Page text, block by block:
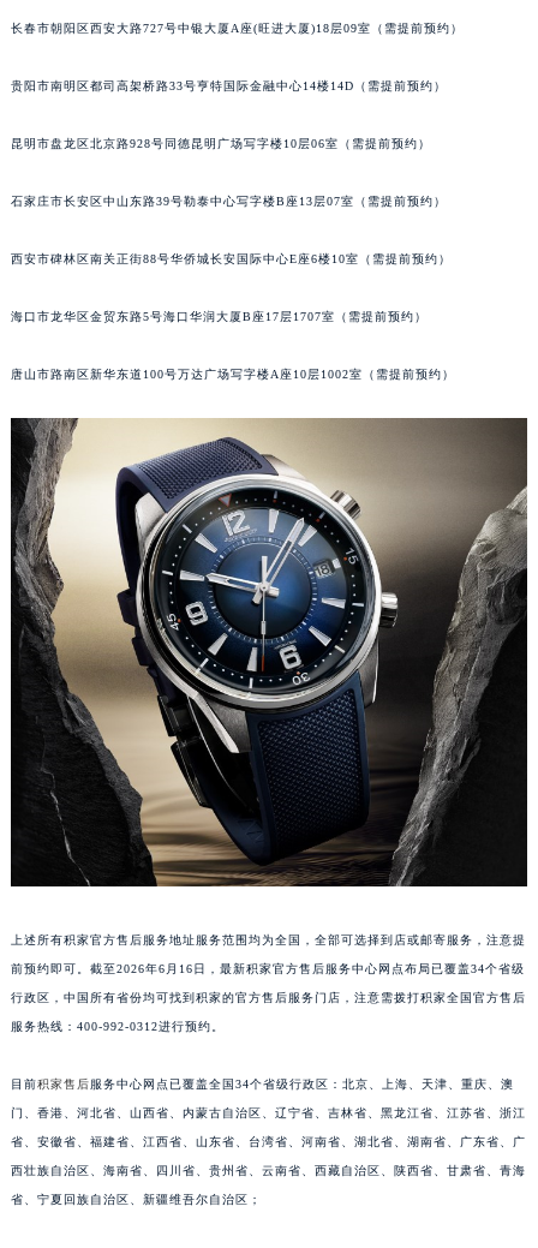
山西省晋城市城区黄华街积家售后服务中心（需提前预约）
山西省运城市盐湖区河东街积家售后服务中心（需提前预约）
安徽省安庆市迎江区人民路积家售后服务中心（需提前预约）
安徽省蚌埠市蚌山区淮河路积家售后服务中心（需提前预约）
安徽省亳州市谯城区魏武大道积家售后服务中心（需提前预约）
安徽省池州市贵池区长江路积家售后服务中心（需提前预约）
安徽省滁州市琅琊区南谯北路积家售后服务中心（需提前预约）
安徽省阜阳市颍州区颍州北路积家售后服务中心（需提前预约）
安徽省淮北市相山区淮海路积家售后服务中心（需提前预约）
安徽省淮南市田家庵区国庆中路积家售后服务中心（需提前预约）
安徽省黄山市屯溪区黄山西路积家售后服务中心（需提前预约）
安徽省六安市金安区解放中路积家售后服务中心（需提前预约）
安徽省宿州市埇桥区人民中路积家售后服务中心（需提前预约）
安徽省铜陵市铜官区石城大道积家售后服务中心（需提前预约）
安徽省宣城市宣州区叠嶂西路积家售后服务中心（需提前预约）
福建省龙岩市新罗区九一南路积家售后服务中心（需提前预约）
福建省南平市建阳区人民西路积家售后服务中心（需提前预约）
福建省宁德市蕉城区天湖东路积家售后服务中心（需提前预约）
福建省漳州市龙文区步港路积家售后服务中心（需提前预约）
江苏省常州市新北区龙锦路1590号现代传媒中心5号楼10层1008室积家售后服务中心（需提前预约）
长春市朝阳区西安大路727号中银大厦A座(旺进大厦)18层09室（需提前预约）
贵阳市南明区都司高架桥路33号亨特国际金融中心14楼14D（需提前预约）
昆明市盘龙区北京路928号同德昆明广场写字楼10层06室（需提前预约）
石家庄市长安区中山东路39号勒泰中心写字楼B座13层07室（需提前预约）
西安市碑林区南关正街88号华侨城长安国际中心E座6楼10室（需提前预约）
海口市龙华区金贸东路5号海口华润大厦B座17层1707室（需提前预约）
唐山市路南区新华东道100号万达广场写字楼A座10层1002室（需提前预约）
上述所有积家官方售后服务地址服务范围均为全国，全部可选择到店或邮寄服务，注意提
前预约即可。截至2026年6月16日，最新积家官方售后服务中心网点布局已覆盖34个省级
行政区，中国所有省份均可找到积家的官方售后服务门店，注意需拨打积家全国官方售后
服务热线：400-992-0312进行预约。
目前积家售后服务中心网点已覆盖全国34个省级行政区：北京、上海、天津、重庆、澳
门、香港、河北省、山西省、内蒙古自治区、辽宁省、吉林省、黑龙江省、江苏省、浙江
省、安徽省、福建省、江西省、山东省、台湾省、河南省、湖北省、湖南省、广东省、广
西壮族自治区、海南省、四川省、贵州省、云南省、西藏自治区、陕西省、甘肃省、青海
省、宁夏回族自治区、新疆维吾尔自治区；